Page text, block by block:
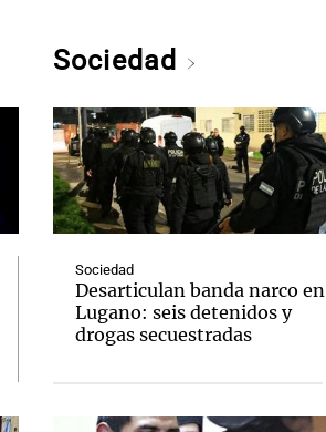
Sociedad
Sociedad
Desarticulan banda narco en
Lugano: seis detenidos y
drogas secuestradas